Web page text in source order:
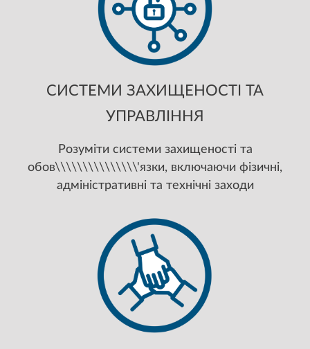
СИСТЕМИ ЗАХИЩЕНОСТІ ТА
УПРАВЛІННЯ
Розуміти системи захищеності та
обов\\\\\\\\\\\\\\\'язки, включаючи фізичні,
адміністративні та технічні заходи